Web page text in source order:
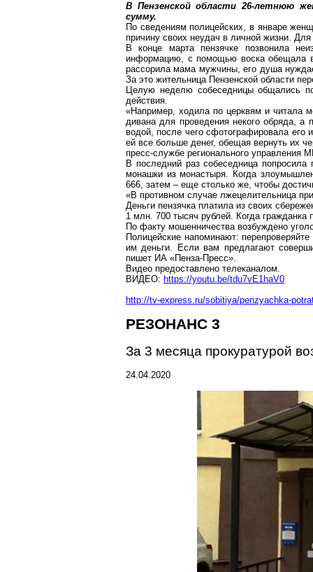
В Пензенской области 26-летнюю
сумму.
По сведениям полицейских, в январе
причину своих неудач в личной жизни.
В конце мартапензячке позвонила
информацию, с помощью воска обещала
рассорила мама мужчины, его душа
За это жительница Пензенской области
Целую неделю собеседницы общались
действия.
«Например, ходила по церквям и читала
дивана для проведения некого обряда, а
водой, после чего сфотографировала его
ей все больше денег, обещая вернуть их
пресс-службе регионального управления
В последний раз собеседница
монашки из монастыря. Когда
666, затем – еще столько же, чтобы
«В противном случае лжецелительница
Деньги пензячкаплатила из своих
1 млн. 700 тысяч рублей. Когда
По факту мошенничества возбуждено
Полицейские напоминают:
им деньги. Если вам предлагают
пишет ИА «Пенза-Пресс».
Видео предоставлено телеканалом.
ВИДЕО: https://youtu.be/tdu7vE1haV0
http://tv-express.ru/sobitiya/penzyachka-
РЕЗОНАНС 3
За 3 месяца прокуратурой
24.04.2020